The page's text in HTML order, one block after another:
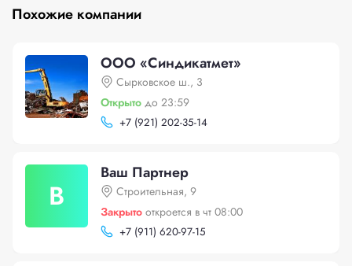
Похожие компании
ООО «Синдикатмет»
Сырковское ш., 3
Открыто до 23:59
+7 (921) 202-35-14
В
Ваш Партнер
Строительная, 9
Закрыто откроется в чт 08:00
+7 (911) 620-97-15